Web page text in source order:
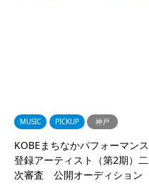
MUSIC PICKUP 神戸
KOBEまちなかパフォーマンス
登録アーティスト（第2期）二
次審査 公開オーディション